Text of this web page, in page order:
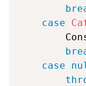
case
case